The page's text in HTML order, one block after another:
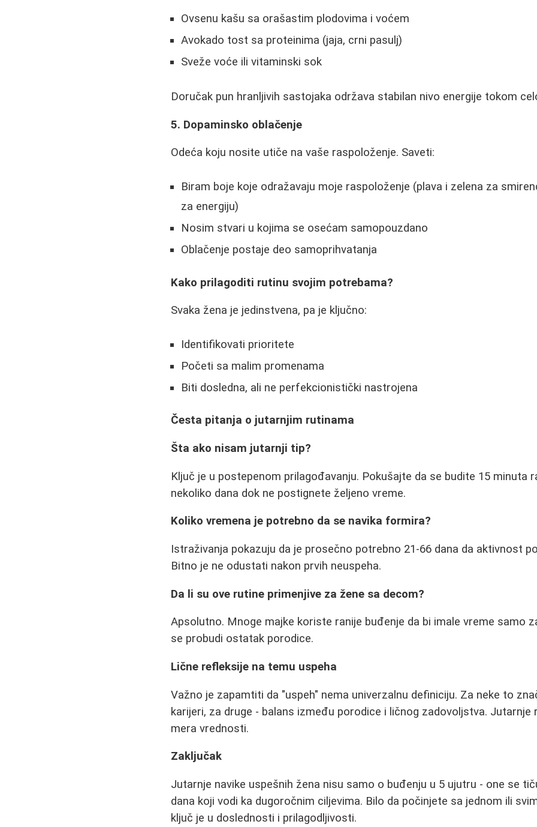
Ovsenu kašu sa orašastim plodovima i voćem
Avokado tost sa proteinima (jaja, crni pasulj)
Sveže voće ili vitaminski sok
Doručak pun hranljivih sastojaka održava stabilan nivo energije tokom
5. Dopaminsko oblačenje
Odeća koju nosite utiče na vaše raspoloženje. Saveti:
Biram boje koje odražavaju moje raspoloženje (plava i zelena za
za energiju)
Nosim stvari u kojima se osećam samopouzdano
Oblačenje postaje deo samoprihvatanja
Kako prilagoditi rutinu svojim potrebama?
Svaka žena je jedinstvena, pa je ključno:
Identifikovati prioritete
Početi sa malim promenama
Biti dosledna, ali ne perfekcionistički nastrojena
Česta pitanja o jutarnjim rutinama
Šta ako nisam jutarnji tip?
Ključ je u postepenom prilagođavanju. Pokušajte da se budite 15 minuta
nekoliko dana dok ne postignete željeno vreme.
Koliko vremena je potrebno da se navika formira?
Istraživanja pokazuju da je prosečno potrebno 21-66 dana da aktivnost
Bitno je ne odustati nakon prvih neuspeha.
Da li su ove rutine primenjive za žene sa decom?
Apsolutno. Mnoge majke koriste ranije buđenje da bi imale vreme samo
se probudi ostatak porodice.
Lične refleksije na temu uspeha
Važno je zapamtiti da "uspeh" nema univerzalnu definiciju. Za neke to
karijeri, za druge - balans između porodice i ličnog zadovoljstva. Jutarnje
mera vrednosti.
Zaključak
Jutarnje navike uspešnih žena nisu samo o buđenju u 5 ujutru - one se
dana koji vodi ka dugoročnim ciljevima. Bilo da počinjete sa jednom ili
ključ je u doslednosti i prilagodljivosti.